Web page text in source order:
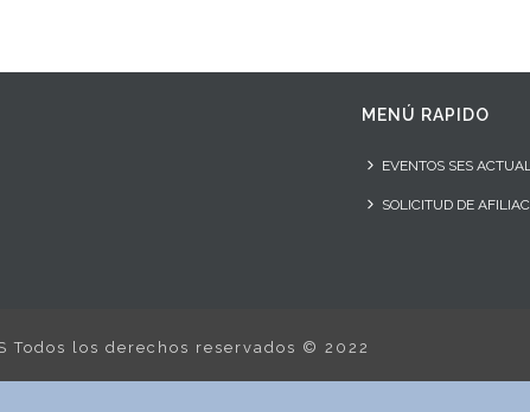
MENÚ RAPIDO
EVENTOS SES
SOLICITUD DE
Todos los derechos reservados © 2022